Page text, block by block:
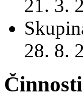
21. 3.
28. 8.
Činnosti